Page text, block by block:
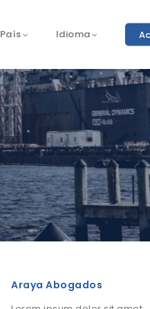
País Idioma
Araya Abogados